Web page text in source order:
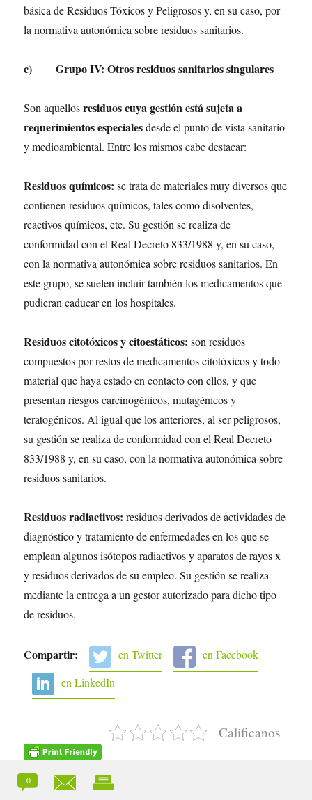
básica de Residuos Tóxicos y Peligrosos y, en su caso, por
la normativa autonómica sobre residuos sanitarios.
c)Grupo IV: Otros residuos sanitarios singulares
Son aquellosresiduos cuya gestión está sujeta a
requerimientos especialesdesde el punto de vista sanitario
y medioambiental. Entre los mismos cabe destacar:
Residuos químicos: se trata de materiales muy diversos que
contienen residuos químicos, tales como disolventes,
reactivos químicos, etc. Su gestión se realiza de
conformidad con el Real Decreto 833/1988 y, en su caso,
con la normativa autonómica sobre residuos sanitarios. En
este grupo, se suelen incluir también los medicamentos que
pudieran caducar en los hospitales.
Residuos citotóxicos y citoestáticos: son residuos
compuestos por restos de medicamentos citotóxicos y todo
material que haya estado en contacto con ellos, y que
presentan riesgos carcinogénicos, mutagénicos y
teratogénicos. Al igual que los anteriores, al ser peligrosos,
su gestión se realiza de conformidad con el Real Decreto
833/1988 y, en su caso, con la normativa autonómica sobre
residuos sanitarios.
Residuos radiactivos: residuos derivados de actividades de
diagnóstico y tratamiento de enfermedades en los que se
emplean algunos isótopos radiactivos y aparatos de rayos x
y residuos derivados de su empleo. Su gestión se realiza
mediante la entrega a un gestor autorizado para dicho tipo
de residuos.
Compartir: en Twitter
en Facebook
en LinkedIn
Calificanos
0